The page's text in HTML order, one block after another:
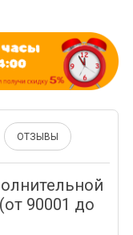
ОТЗЫВЫ
90001 до